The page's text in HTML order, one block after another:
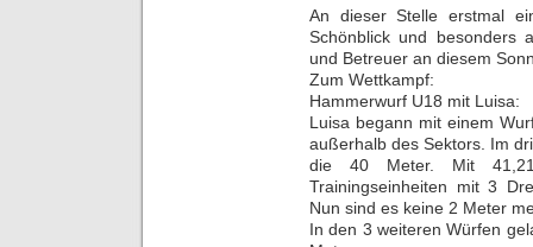
An dieser Stelle erstmal
Schönblick und besonders
und Betreuer an diesem
Zum Wettkampf:
Hammerwurf U18 mit Luisa:
Luisa begann mit einem
außerhalb des Sektors. Im
die 40 Meter. Mit
Trainingseinheiten mit 3
Nun sind es keine 2 Meter
In den 3 weiteren Würfen